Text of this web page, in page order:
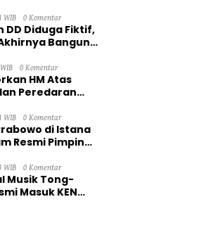
WIB 0 Komentar
DD Diduga Fiktif,
Bangun
0 Komentar
HM Atas
Peredaran
WIB 0 Komentar
di Istana
Resmi Pimpin
WIB 0 Komentar
Musik Tong-
Masuk KEN